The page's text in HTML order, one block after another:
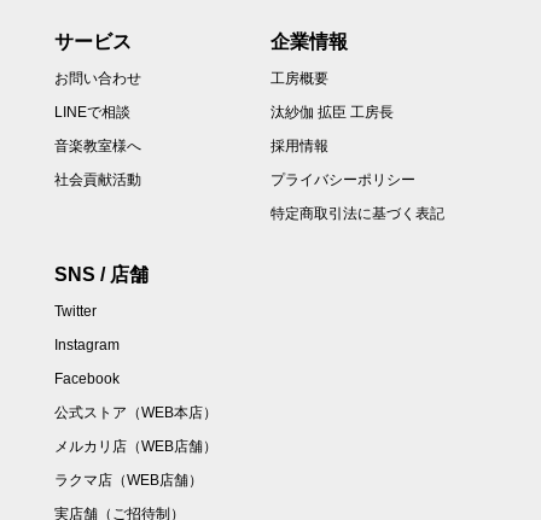
サービス
お問い合わせ
LINEで相談
音楽教室様へ
社会貢献活動
企業情報
工房概要
汰紗伽 拡臣 工房長
採用情報
プライバシーポリシー
特定商取引法に基づく表記
SNS / 店舗
Twitter
Instagram
Facebook
公式ストア（WEB本店）
メルカリ店（WEB店舗）
ラクマ店（WEB店舗）
実店舗（ご招待制）